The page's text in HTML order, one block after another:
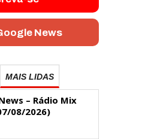
News
MAIS LIDAS
– Rádio Mix
08/2026)